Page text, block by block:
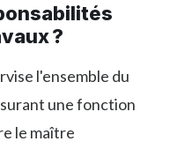
?
l'ensemble du
une fonction
le maître